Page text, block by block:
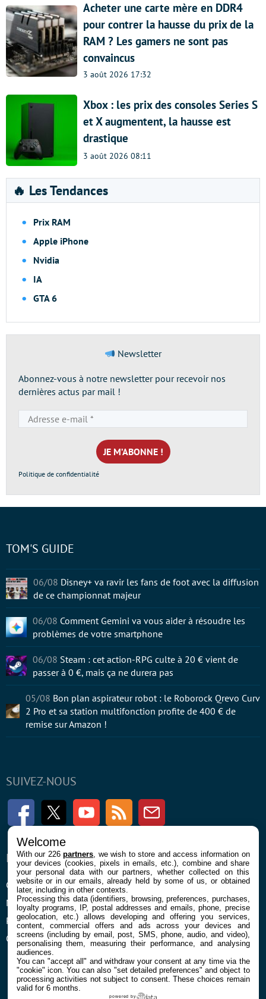
Acheter une carte mère en DDR4
pour contrer la hausse du prix de la
RAM ? Les gamers ne sont pas
convaincus
3 août 2026 17:32
Xbox : les prix des consoles Series S
et X augmentent, la hausse est
drastique
3 août 2026 08:11
🔥 Les Tendances
Prix RAM
Apple iPhone
Nvidia
IA
GTA 6
Newsletter
Abonnez-vous à notre newsletter pour recevoir nos
dernières actus par mail !
e-
mail
*
Politique de confidentialité
SUIVEZ-NOUS
FacebookTwitter Youtube RSS Newsletter
ENTREPRISE
Confidentialité et Cookies
Mentions légales et CGU
Préférences Cookies
Qui sommes nous
À PROPOS
Contact
TOM'S GUIDE
06/08 Disney+ va ravir les fans de foot avec la diffusion
de ce championnat majeur
06/08 Comment Gemini va vous aider à résoudre les
problèmes de votre smartphone
06/08 Steam : cet action-RPG culte à 20 € vient de
passer à 0 €, mais ça ne durera pas
05/08 Bon plan aspirateur robot : le Roborock Qrevo Curv
2 Pro et sa station multifonction profite de 400 € de
remise sur Amazon !
Welcome
With our 226partners , we wish to store and access information on
your devices (cookies, pixels in emails, etc.), combine and share
your personal data with our partners, whether collected on this
website or in our emails, already held by some of us, or obtained
later, including in other contexts.
Processing this data (identifiers, browsing, preferences, purchases,
loyalty programs, IP, postal addresses and emails, phone, precise
geolocation, etc.) allows developing and offering you services,
content, commercial offers and ads across your devices and
screens (including by email, post, SMS, phone, audio, and video),
personalising them, measuring their performance, and analysing
audiences.
You can "accept all" and withdraw your consent at any time via the
"cookie" icon. You can also "set detailed preferences" and object to
processing activities not subject to consent. These choices remain
valid for 6 months.
powered by